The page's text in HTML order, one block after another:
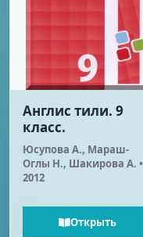
Англис тили. 9
класс.
Юсупова А., Мараш-
Оглы Н., Шакирова А. •
2012
Открыть